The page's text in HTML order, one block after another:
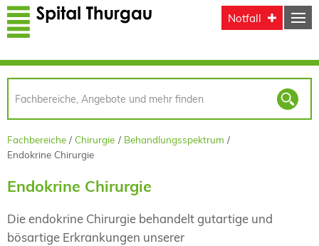
Direkt zum Inhalt
Notfall
Fachbereiche Chirurgie
Behandlungsspektrum
Endokrine Chirurgie
Endokrine Chirurgie
Die endokrine Chirurgie behandelt gutartige und
bösartige Erkrankungen unserer